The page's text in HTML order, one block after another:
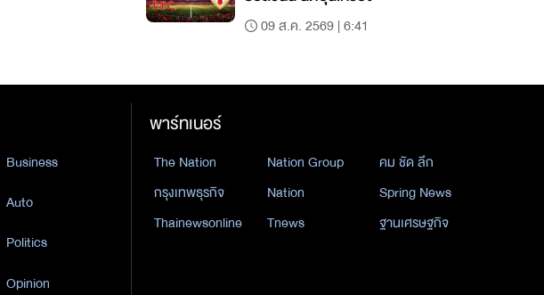
09 ส.ค. 2569 | 6:41
Business
Auto
Politics
Opinion
พาร์ทเนอร์
The Nation Nation Group
คม ชัด ลึก
กรุงเทพธุรกิจ
Nation
Spring News
Thainewsonline
Tnews ฐานเศรษฐกิจ